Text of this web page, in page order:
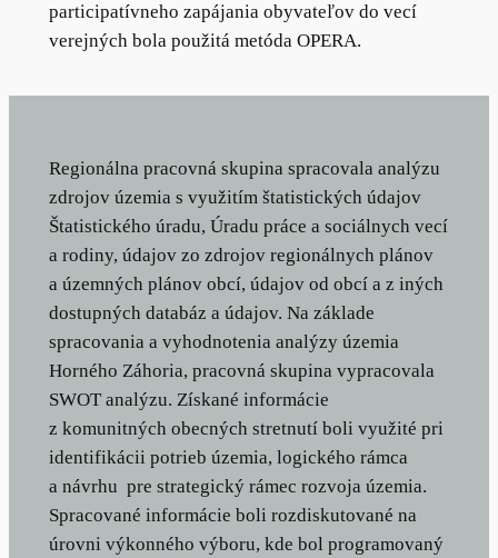
participatívneho zapájania obyvateľov do vecí
verejných bola použitá metóda OPERA.
Regionálna pracovná skupina spracovala analýzu
zdrojov územia s využitím štatistických údajov
Štatistického úradu, Úradu práce a sociálnych vecí
a rodiny, údajov zo zdrojov regionálnych plánov
a územných plánov obcí, údajov od obcí a z iných
dostupných databáz a údajov. Na základe
spracovania a vyhodnotenia analýzy územia
Horného Záhoria, pracovná skupina vypracovala
SWOT analýzu. Získané informácie
z komunitných obecných stretnutí boli využité pri
identifikácii potrieb územia, logického rámca
a návrhu pre strategický rámec rozvoja územia.
Spracované informácie boli rozdiskutované na
úrovni výkonného výboru, kde bol programovaný